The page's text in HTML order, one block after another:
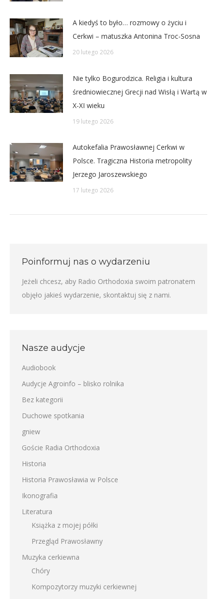
A kiedyś to było… rozmowy o życiu i
Cerkwi – matuszka Antonina Troc-Sosna
20 lutego 2026
Nie tylko Bogurodzica. Religia i kultura
średniowiecznej Grecji nad Wisłą i Wartą w
X-XI wieku
19 lutego 2026
Autokefalia Prawosławnej Cerkwi w
Polsce. Tragiczna Historia metropolity
Jerzego Jaroszewskiego
17 lutego 2026
Poinformuj nas o wydarzeniu
Jeżeli chcesz, aby Radio Orthodoxia swoim patronatem
objęło jakieś wydarzenie, skontaktuj się z nami.
Nasze audycje
Audiobook
Audycje Agroinfo – blisko rolnika
Bez kategorii
Duchowe spotkania
gniew
Goście Radia Orthodoxia
Historia
Historia Prawosławia w Polsce
Ikonografia
Literatura
Książka z mojej półki
Przegląd Prawosławny
Muzyka cerkiewna
Chóry
Kompozytorzy muzyki cerkiewnej